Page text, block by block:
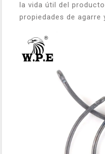
la vida útil del
propiedades de agarre